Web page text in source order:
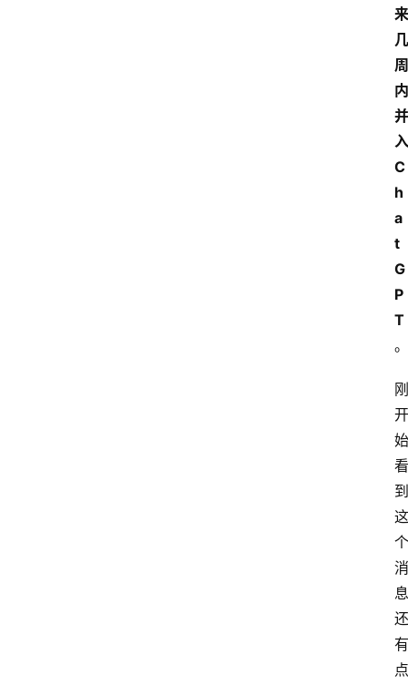
来
几
周
内
并
入
C
h
a
t
G
P
T
。
刚
开
始
看
到
这
个
消
息
还
有
点